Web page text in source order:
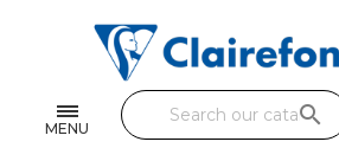
MENU
Single and double sheets
Fine arts
search